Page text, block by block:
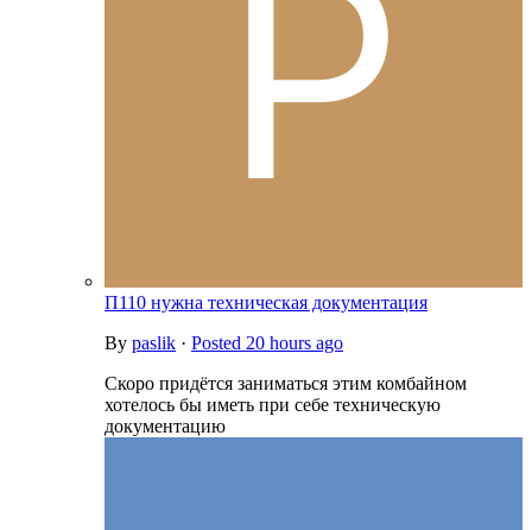
П110 нужна техническая документация
By paslik · Posted 20 hours ago
Скоро придётся заниматься этим комбайном
хотелось бы иметь при себе техническую
документацию